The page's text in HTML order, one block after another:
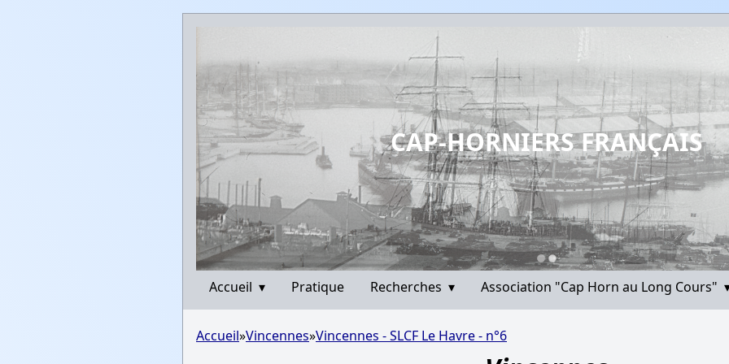
CAP-HORNIERS FRANÇAIS
Accueil ▾ Pratique Recherches ▾ Association "Cap Horn au Long Cours"
Accueil»Vincennes»Vincennes - SLCF Le Havre - n°6